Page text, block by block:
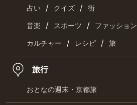
占い / クイズ / 街
音楽 / スポーツ / ファッション
カルチャー / レシピ / 旅
旅行
おとなの週末・京都旅